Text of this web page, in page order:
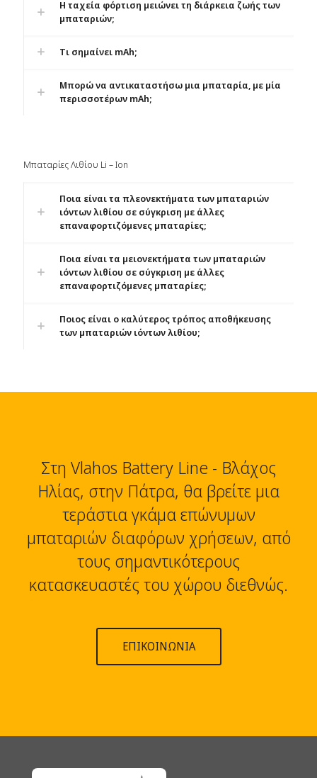
Η ταχεία φόρτιση μειώνει τη διάρκεια ζωής των
μπαταριών;
Τι σημαίνει mAh;
Μπορώ να αντικαταστήσω μια μπαταρία, με μία
περισσοτέρων mAh;
Μπαταρίες Λιθίου Li – Ion
Ποια είναι τα πλεονεκτήματα των μπαταριών
ιόντων λιθίου σε σύγκριση με άλλες
επαναφορτιζόμενες μπαταρίες;
Ποια είναι τα μειονεκτήματα των μπαταριών
ιόντων λιθίου σε σύγκριση με άλλες
επαναφορτιζόμενες μπαταρίες;
Ποιος είναι ο καλύτερος τρόπος αποθήκευσης
των μπαταριών ιόντων λιθίου;
Στη Vlahos Battery Line - Βλάχος
Ηλίας, στην Πάτρα, θα βρείτε μια
τεράστια γκάμα επώνυμων
μπαταριών διαφόρων χρήσεων, από
τους σημαντικότερους
κατασκευαστές του χώρου διεθνώς.
ΕΠΙΚΟΙΝΩΝΙΑ